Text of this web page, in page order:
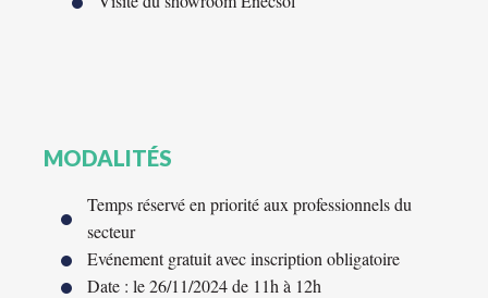
MODALITÉS
Temps réservé en priorité aux professionnels du
secteur
Evénement gratuit avec inscription obligatoire
Date : le 26/11/2024 de 11h à 12h